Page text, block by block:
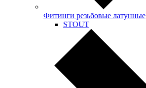
Фитинги резьбовые латунные
STOUT